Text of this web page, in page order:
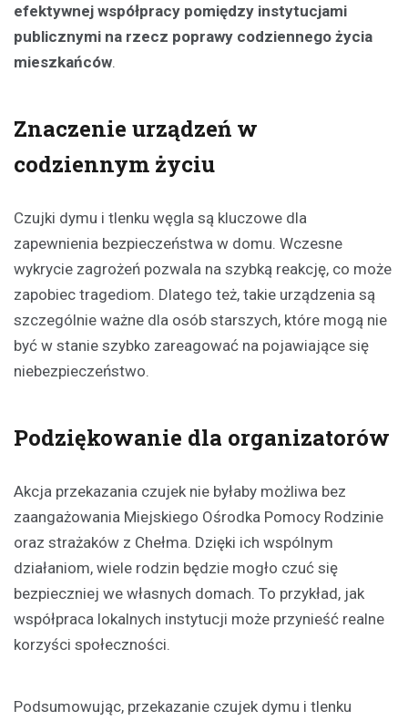
efektywnej współpracy pomiędzy instytucjami
publicznymi na rzecz poprawy codziennego życia
mieszkańców.
Znaczenie urządzeń w
codziennym życiu
Czujki dymu i tlenku węgla są kluczowe dla
zapewnienia bezpieczeństwa w domu. Wczesne
wykrycie zagrożeń pozwala na szybką reakcję, co może
zapobiec tragediom. Dlatego też, takie urządzenia są
szczególnie ważne dla osób starszych, które mogą nie
być w stanie szybko zareagować na pojawiające się
niebezpieczeństwo.
Podziękowanie dla organizatorów
Akcja przekazania czujek nie byłaby możliwa bez
zaangażowania Miejskiego Ośrodka Pomocy Rodzinie
oraz strażaków z Chełma. Dzięki ich wspólnym
działaniom, wiele rodzin będzie mogło czuć się
bezpieczniej we własnych domach. To przykład, jak
współpraca lokalnych instytucji może przynieść realne
korzyści społeczności.
Podsumowując, przekazanie czujek dymu i tlenku